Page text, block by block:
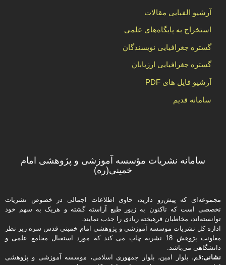
آرشیو الفبایی مقالات
استخراج به پایگاه‌های علمی
گستره جغرافیایی نویسندگان
گستره جغرافیایی ارزیابان
آرشیو فایل های PDF
سامانه قدیم
سامانه نشریات مؤسسه آموزشی و پژوهشی امام
خمینی(ره)
مجموعه‌ای که پیش‌رو دارید،‌ حاوی اطلاعات اجمالی در خصوص نشریات
تخصصی است که تاکنون به زیور طبع آراسته گشته و هریک به سهم خود
توانسته‌اند، مخاطبان فرهیخته‌ زیادی را جذب نمایند.
اداره كل نشریات موسسه آموزشی و پژوهشی امام خمینی قدس سره زیر نظر
معاونت پژوهش 18 نشریه چاپ می کند که مورد استقبال مجامع علمی و
دانشگاهی می‌باشد.
نشانی:قم، بلوار امین، بلوار جمهوری اسلامی، موسسه آموزشی و پژوهشی